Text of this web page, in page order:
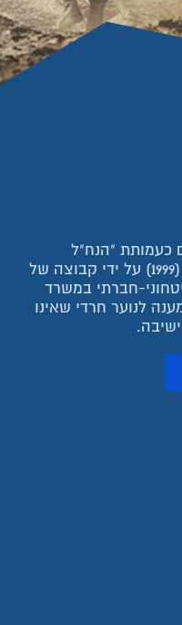
כעמותת "הנח"ל
החרדי") הוקמה בשנת התשנ"ט (1999) על ידי קבוצה של
חברתי במשרד
לנוער חרדי שאינו